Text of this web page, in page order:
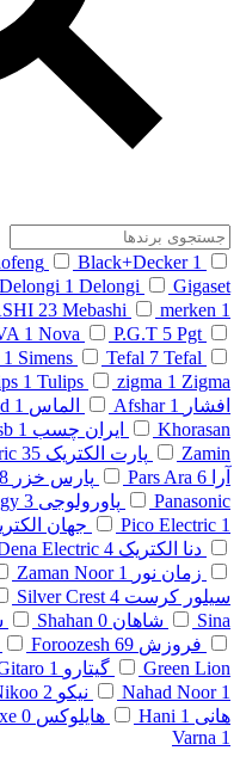
Black+Decker 1
Delongi 1 Delongi
Gigaset
23 Mebashi merken 1
1 Nova P.G.T 5 Pgt
1 Simens Tefal 7 Tefal
1 Tulips zigma 1 Zigma
افشار
1
Afshar الماس 1
Khorasan
ایران چسب 1
Zamin
پارت الکتریک 35
آرا
6
Pars Ara پارس خزر
Panasonic
پاورولوجی 3
1
Pico Electric جهان
دنا الکتریک 4
Electric
زمان نور
1
Zaman Noor
سیلور کرست 4
Silver Crest
Sina
شاهان 0
Shahan
فروزش 69
Foroozesh
Green Lion
گیتارو 1
1
Nahad Noor نیکو 2
هانی 1
Hani هایلوکس 0
1
Varna